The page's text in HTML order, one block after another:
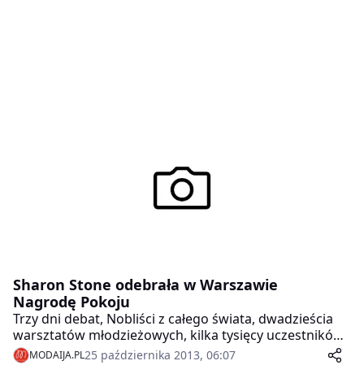
Sharon Stone odebrała w Warszawie
Nagrodę Pokoju
Trzy dni debat, Nobliści z całego świata, dwadzieścia
warsztatów młodzieżowych, kilka tysięcy uczestników i
laureatka Nagrody Pokoju – Sharon Stone. W środę
oficjalnie zakończono obrady XIII Światowego Szczytu
MODAIJA.PL25 października 2013, 06:07